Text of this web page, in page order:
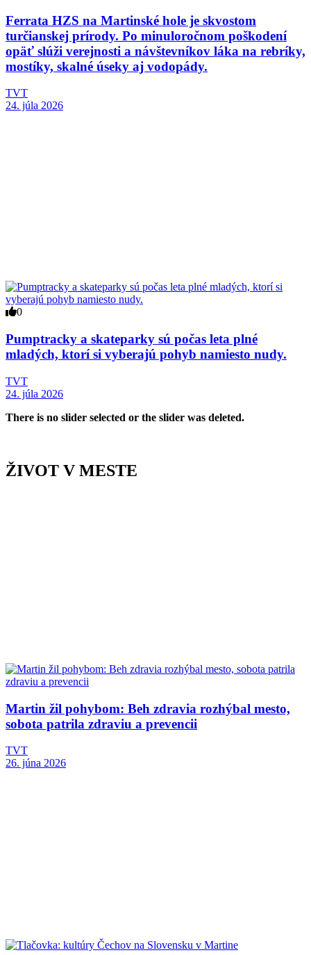
Ferrata HZS na Martinské hole je skvostom
turčianskej prírody. Po minuloročnom poškodení
opäť slúži verejnosti a návštevníkov láka na rebríky,
mostíky, skalné úseky aj vodopády.
TVT
24. júla 2026
0
Pumptracky a skateparky sú počas leta plné
mladých, ktorí si vyberajú pohyb namiesto nudy.
TVT
24. júla 2026
There is no slider selected or the slider was deleted.
ŽIVOT V MESTE
Martin žil pohybom: Beh zdravia rozhýbal mesto,
sobota patrila zdraviu a prevencii
TVT
26. júna 2026